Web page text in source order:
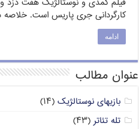
کارگردانی جری پاریس است.
ادامه
عنوان مطالب
بازیهای نوستالژیک (۱۴)
تله تئاتر (۴۳)